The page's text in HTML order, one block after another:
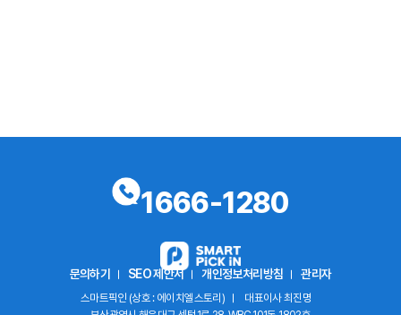
문의하기 SEO 제안서 개인정보처리방침 관리자
스마트픽인 (상호 : 에이치엘스토리)
대표이사 최진명
1666-1280